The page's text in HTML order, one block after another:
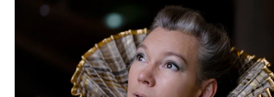
Studentutvalet SUT (student.nmh.no)